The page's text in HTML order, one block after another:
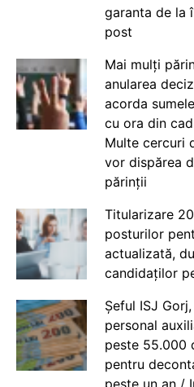
garanta de la
post
Mai mulți
anularea
acorda
cu ora din
Multe cercuri
vor dispărea
părinții
Titularizare
posturilor
actualizată,
candidaților
Șeful ISJ
personal
peste 55.000
pentru
peste un an /